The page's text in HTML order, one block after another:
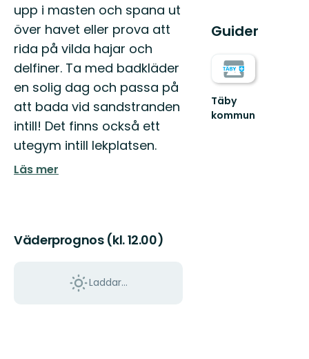
upp i masten och spana ut
över havet eller prova att
rida på vilda hajar och
delfiner. Ta med badkläder
en solig dag och passa på
att bada vid sandstranden
intill! Det finns också ett
utegym intill lekplatsen.
Läs mer
Väderprognos (kl. 12.00)
Laddar...
Guider
Täby
kommun